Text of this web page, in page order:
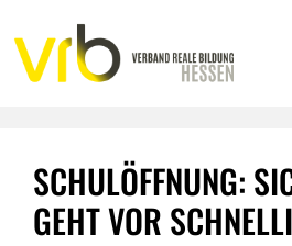
Inhalt
springen
SCHULÖFFNUNG:
GEHT VOR